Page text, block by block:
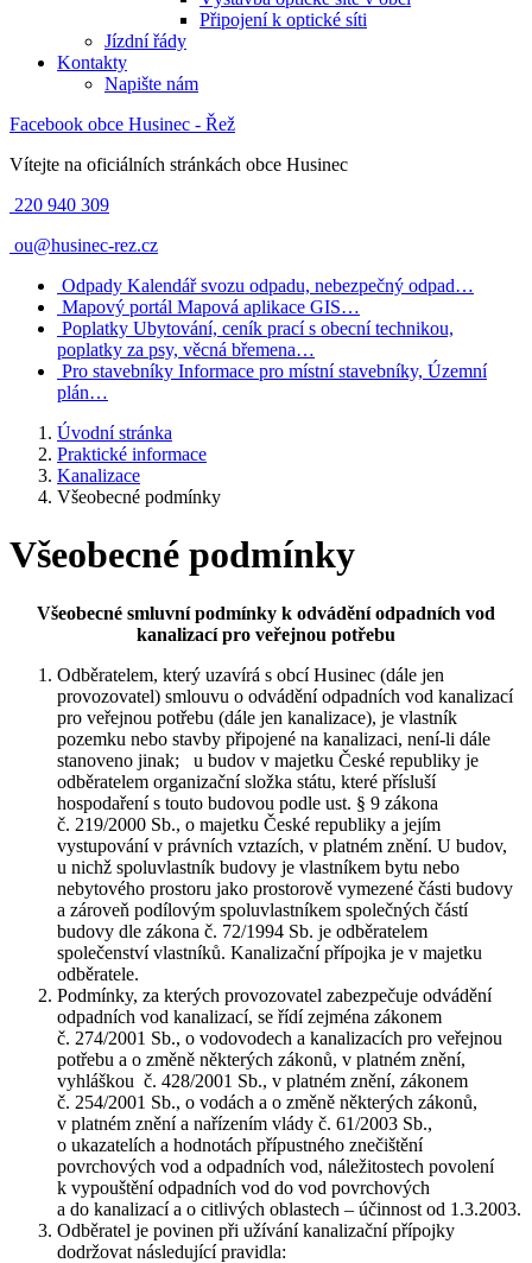
Připojení k optické síti
Jízdní řády
Kontakty
Napište nám
Facebook obce Husinec - Řež
Vítejte na oficiálních stránkách obce Husinec
220 940 309
ou@husinec-rez.cz
Odpady Kalendář svozu odpadu, nebezpečný odpad…
Mapový portál Mapová aplikace GIS…
Poplatky Ubytování, ceník prací s obecní technikou,
poplatky za psy, věcná břemena…
Pro stavebníky Informace pro místní stavebníky, Územní
plán…
Úvodní stránka
Praktické informace
Kanalizace
Všeobecné podmínky
Všeobecné podmínky
Všeobecné smluvní podmínky k odvádění odpadních vod
kanalizací pro veřejnou potřebu
Odběratelem, který uzavírá s obcí Husinec (dále jen
provozovatel) smlouvu o odvádění odpadních vod kanalizací
pro veřejnou potřebu (dále jen kanalizace), je vlastník
pozemku nebo stavby připojené na kanalizaci, není-li dále
stanoveno jinak; u budov v majetku České republiky je
odběratelem organizační složka státu, které přísluší
hospodaření s touto budovou podle ust. § 9 zákona
č. 219/2000 Sb., o majetku České republiky a jejím
vystupování v právních vztazích, v platném znění. U budov,
u nichž spoluvlastník budovy je vlastníkem bytu nebo
nebytového prostoru jako prostorově vymezené části budovy
a zároveň podílovým spoluvlastníkem společných částí
budovy dle zákona č. 72/1994 Sb. je odběratelem
společenství vlastníků. Kanalizační přípojka je v majetku
odběratele.
Podmínky, za kterých provozovatel zabezpečuje odvádění
odpadních vod kanalizací, se řídí zejména zákonem
č. 274/2001 Sb., o vodovodech a kanalizacích pro veřejnou
potřebu a o změně některých zákonů, v platném znění,
vyhláškou č. 428/2001 Sb., v platném znění, zákonem
č. 254/2001 Sb., o vodách a o změně některých zákonů,
v platném znění a nařízením vlády č. 61/2003 Sb.,
o ukazatelích a hodnotách přípustného znečištění
povrchových vod a odpadních vod, náležitostech povolení
k vypouštění odpadních vod do vod povrchových
a do kanalizací a o citlivých oblastech – účinnost od 1.3.2003.
Odběratel je povinen při užívání kanalizační přípojky
dodržovat následující pravidla: